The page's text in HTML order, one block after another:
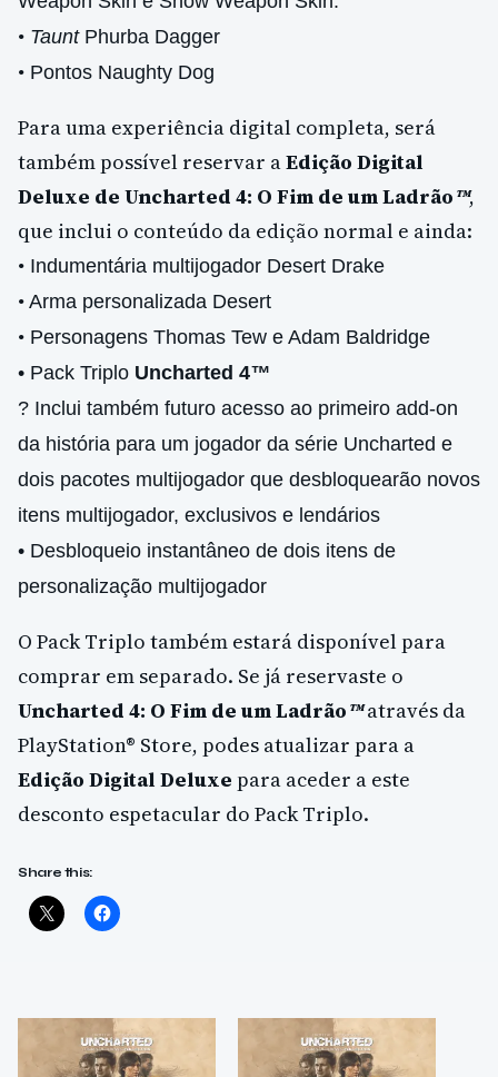
• Taunt Phurba Dagger
• Pontos Naughty Dog
Para uma experiência digital completa, será
também possível reservar aEdição Digital
Deluxe de Uncharted 4: O Fim de um Ladrão™,
que inclui o conteúdo da edição normal e ainda:
• Indumentária multijogador Desert Drake
• Arma personalizada Desert
• Personagens Thomas Tew e Adam Baldridge
• Pack Triplo Uncharted 4™
? Inclui também futuro acesso ao primeiro add-on
da história para um jogador da série Uncharted e
dois pacotes multijogador que desbloquearão novos
itens multijogador, exclusivos e lendários
• Desbloqueio instantâneo de dois itens de
personalização multijogador
O Pack Triplo também estará disponível para
comprar em separado. Se já reservaste o
Uncharted 4: O Fim de um Ladrão™ através da
PlayStation® Store, podes atualizar para a
Edição Digital Deluxe para aceder a este
desconto espetacular do Pack Triplo.
Share this: